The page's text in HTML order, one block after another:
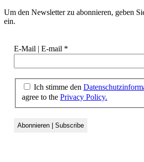
Um den Newsletter zu abonnieren, geben
ein.
E-Mail | E-mail *
Ich stimme den
agree to the Privacy Policy.